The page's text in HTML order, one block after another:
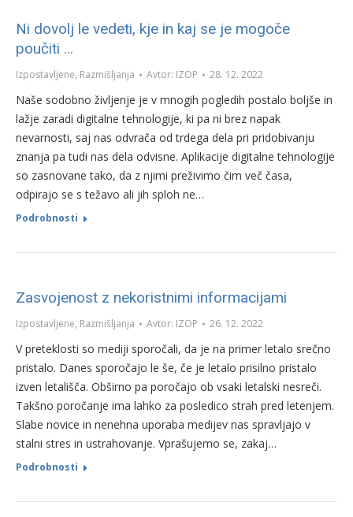
Ni dovolj le vedeti, kje in kaj se je mogoče
poučiti …
Izpostavljene, Razmišljanja Avtor: IZOP 28. 12. 2022
Naše sodobno življenje je v mnogih pogledih postalo boljše in
lažje zaradi digitalne tehnologije, ki pa ni brez napak
nevarnosti, saj nas odvrača od trdega dela pri pridobivanju
znanja pa tudi nas dela odvisne. Aplikacije digitalne tehnologije
so zasnovane tako, da z njimi preživimo čim več časa,
odpirajo se s težavo ali jih sploh ne…
Podrobnosti
Zasvojenost z nekoristnimi informacijami
Izpostavljene, Razmišljanja Avtor: IZOP 26. 12. 2022
V preteklosti so mediji sporočali, da je na primer letalo srečno
pristalo. Danes sporočajo le še, če je letalo prisilno pristalo
izven letališča. Obširno pa poročajo ob vsaki letalski nesreči.
Takšno poročanje ima lahko za posledico strah pred letenjem.
Slabe novice in nenehna uporaba medijev nas spravljajo v
stalni stres in ustrahovanje. Vprašujemo se, zakaj…
Podrobnosti